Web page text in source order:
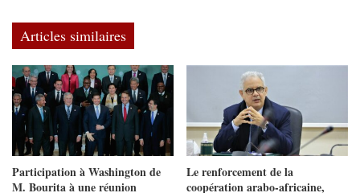
Articles similaires
Participation à Washington de
M. Bourita à une réunion
Le renforcement de la
coopération arabo-africaine,